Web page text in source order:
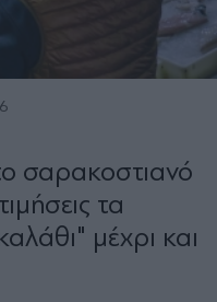
σαρακοστιανό
τα
µέχρι και